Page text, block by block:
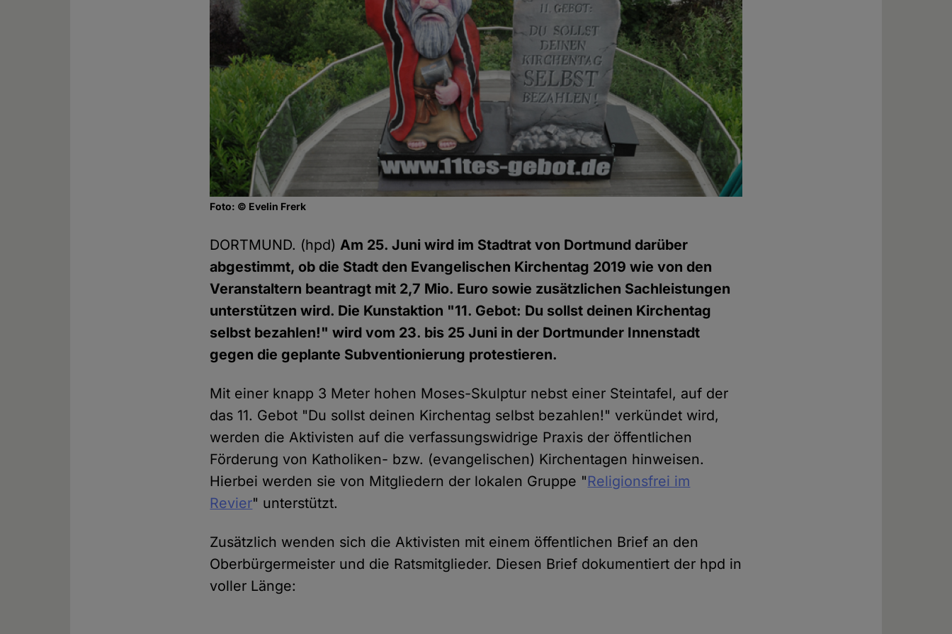
Foto: © Evelin Frerk
DORTMUND. (hpd)Am 25. Juni wird im Stadtrat von Dortmund darüber
abgestimmt, ob die Stadt den Evangelischen Kirchentag 2019 wie von den
Veranstaltern beantragt mit 2,7 Mio. Euro sowie zusätzlichen Sachleistungen
unterstützen wird. Die Kunstaktion "11. Gebot: Du sollst deinen Kirchentag
selbst bezahlen!" wird vom 23. bis 25 Juni in der Dortmunder Innenstadt
gegen die geplante Subventionierung protestieren.
Mit einer knapp 3 Meter hohen Moses-Skulptur nebst einer Steintafel, auf der
das 11. Gebot "Du sollst deinen Kirchentag selbst bezahlen!" verkündet wird,
werden die Aktivisten auf die verfassungswidrige Praxis der öffentlichen
Förderung von Katholiken- bzw. (evangelischen) Kirchentagen hinweisen.
Hierbei werden sie von Mitgliedern der lokalen Gruppe "Religionsfrei im
Revier" unterstützt.
Zusätzlich wenden sich die Aktivisten mit einem öffentlichen Brief an den
Oberbürgermeister und die Ratsmitglieder. Diesen Brief dokumentiert der hpd in
voller Länge: